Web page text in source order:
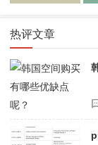
热评文章